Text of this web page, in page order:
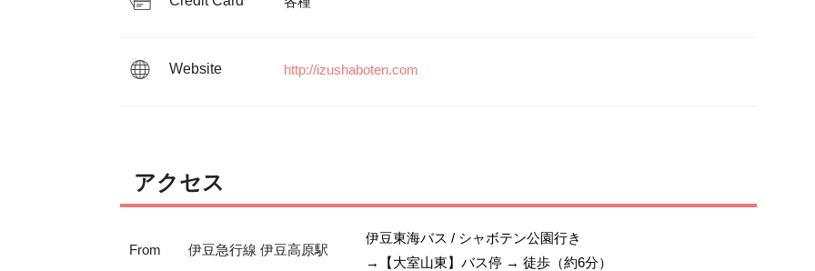
Website http://izushaboten.com
アクセス
From 伊豆急行線 伊豆高原駅
伊豆東海バス / シャボテン公園行き
→【大室山東】バス停 → 徒歩（約6分）